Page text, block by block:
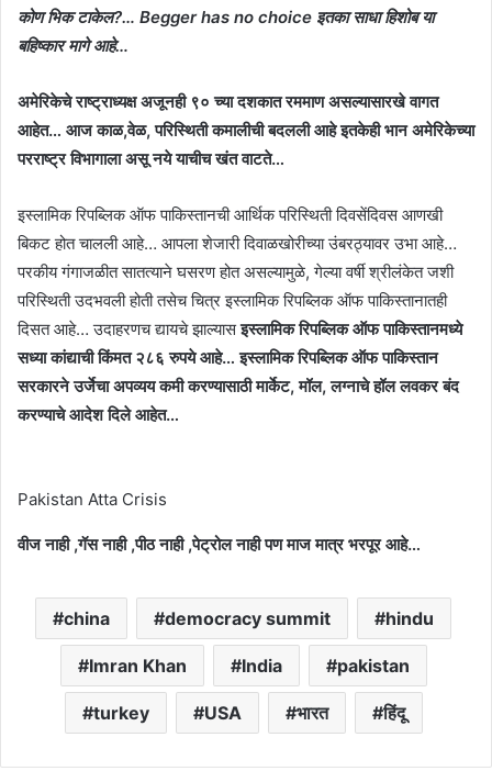
कोण भिक टाकेल?… Begger has no choice इतका साधा हिशोब या
बहिष्कार मागे आहे…
अमेरिकेचे राष्ट्राध्यक्ष अजूनही ९० च्या दशकात रममाण असल्यासारखे वागत
आहेत… आज काळ,वेळ, परिस्थिती कमालीची बदलली आहे इतकेही भान अमेरिकेच्या
परराष्ट्र विभागाला असू नये याचीच खंत वाटते…
इस्लामिक रिपब्लिक ऑफ पाकिस्तानची आर्थिक परिस्थिती दिवसेंदिवस आणखी
बिकट होत चालली आहे… आपला शेजारी दिवाळखोरीच्या उंबरठ्यावर उभा आहे…
परकीय गंगाजळीत सातत्याने घसरण होत असल्यामुळे, गेल्या वर्षी श्रीलंकेत जशी
परिस्थिती उदभवली होती तसेच चित्र इस्लामिक रिपब्लिक ऑफ पाकिस्तानातही
दिसत आहे… उदाहरणच द्यायचे झाल्यासइस्लामिक रिपब्लिक ऑफ पाकिस्तानमध्ये
सध्या कांद्याची किंमत २८६ रुपये आहे… इस्लामिक रिपब्लिक ऑफ पाकिस्तान
सरकारने उर्जेचा अपव्यय कमी करण्यासाठी मार्केट, मॉल, लग्नाचे हॉल लवकर बंद
करण्याचे आदेश दिले आहेत…
Pakistan Atta Crisis
वीज नाही ,गॅस नाही ,पीठ नाही ,पेट्रोल नाही पण माज मात्र भरपूर आहे…
china democracy summit hindu
Imran Khan India pakistan
turkey USA भारत हिंदू